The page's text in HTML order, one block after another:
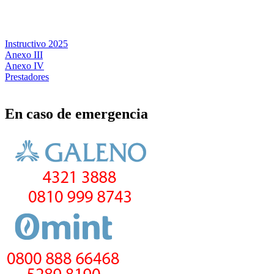
Instructivo 2025
Anexo III
Anexo IV
Prestadores
En caso de emergencia